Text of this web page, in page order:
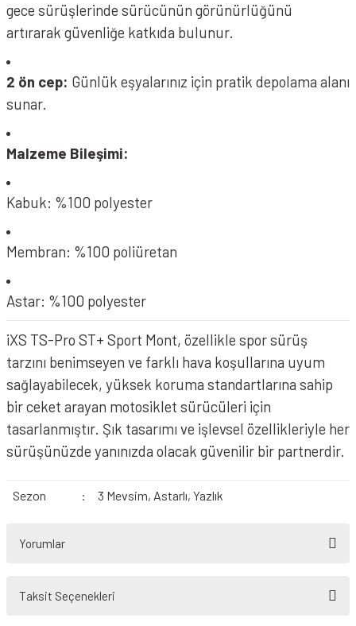
gece sürüşlerinde sürücünün görünürlüğünü
artırarak güvenliğe katkıda bulunur.
2 ön cep: Günlük eşyalarınız için pratik depolama alanı
sunar.
Malzeme Bileşimi:
Kabuk: %100 polyester
Membran: %100 poliüretan
Astar: %100 polyester
iXS TS-Pro ST+ Sport Mont, özellikle spor sürüş
tarzını benimseyen ve farklı hava koşullarına uyum
sağlayabilecek, yüksek koruma standartlarına sahip
bir ceket arayan motosiklet sürücüleri için
tasarlanmıştır. Şık tasarımı ve işlevsel özellikleriyle her
sürüşünüzde yanınızda olacak güvenilir bir partnerdir.
Sezon : 3 Mevsim, Astarlı, Yazlık
Yorumlar
Taksit Seçenekleri